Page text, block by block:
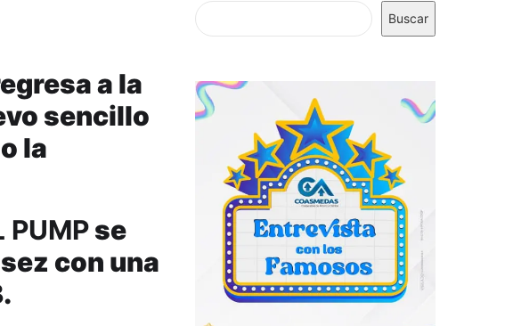
a la
sencillo
la
PUMPse
con una
Buscar